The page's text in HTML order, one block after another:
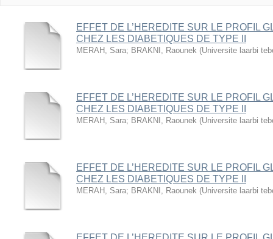
EFFET DE L’HEREDITE SUR LE PROFIL
CHEZ LES DIABETIQUES DE TYPE II
MERAH, Sara; BRAKNI, Raounek (Universite laarbi
EFFET DE L’HEREDITE SUR LE PROFIL
CHEZ LES DIABETIQUES DE TYPE II
MERAH, Sara; BRAKNI, Raounek (Universite laarbi
EFFET DE L’HEREDITE SUR LE PROFIL
CHEZ LES DIABETIQUES DE TYPE II
MERAH, Sara; BRAKNI, Raounek (Universite laarbi